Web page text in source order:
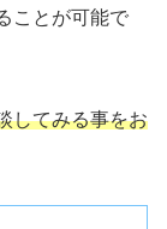
ことが可能で
してみる事をお